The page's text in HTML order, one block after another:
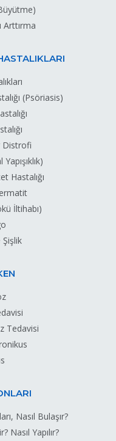
Arttırma
(Psöriasis)
Distrofi
Hastalığı
İltihabı)
Tedavisi
Nasıl Bulaşır?
Nasıl Yapılır?